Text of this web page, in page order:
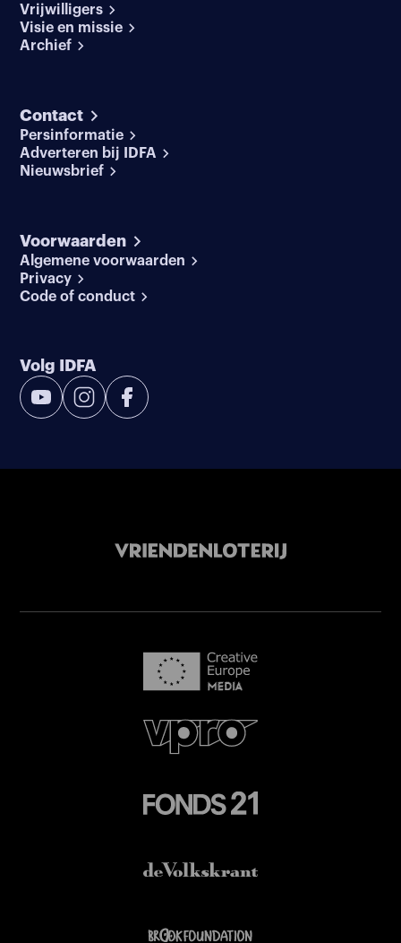
Vrijwilligers
Visie en missie
Archief
Contact
Persinformatie
Adverteren bij IDFA
Nieuwsbrief
Voorwaarden
Algemene voorwaarden
Privacy
Code of conduct
Volg IDFA